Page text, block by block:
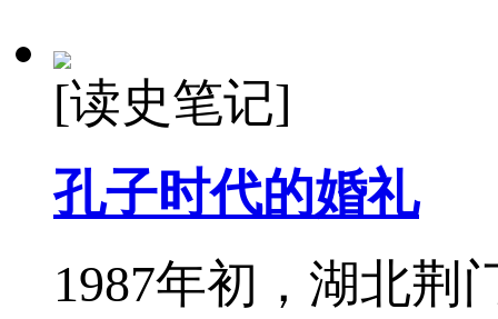
[读史笔记]
孔子时代的婚礼
1987年初，湖北荆